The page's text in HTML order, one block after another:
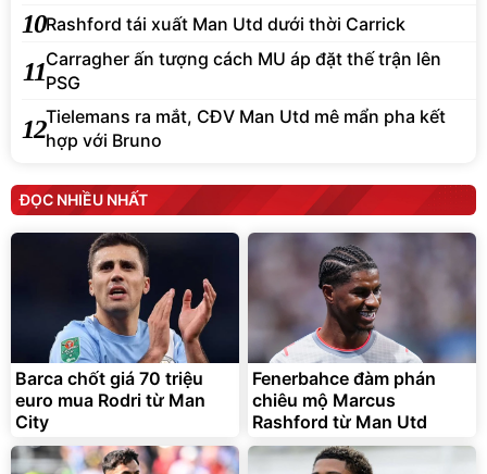
10Rashford tái xuất Man Utd dưới thời Carrick
11Carragher ấn tượng cách MU áp đặt thế trận lên
PSG
12Tielemans ra mắt, CĐV Man Utd mê mẩn pha kết
hợp với Bruno
ĐỌC NHIỀU NHẤT
Barca chốt giá 70 triệu
euro mua Rodri từ Man
City
Fenerbahce đàm phán
chiêu mộ Marcus
Rashford từ Man Utd